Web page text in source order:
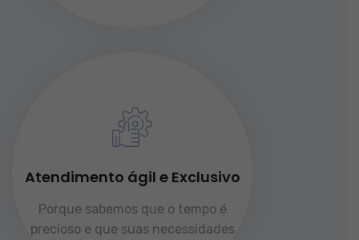
Atendimento ágil e Exclusivo
Porque sabemos que o tempo é
precioso e que suas necessidades